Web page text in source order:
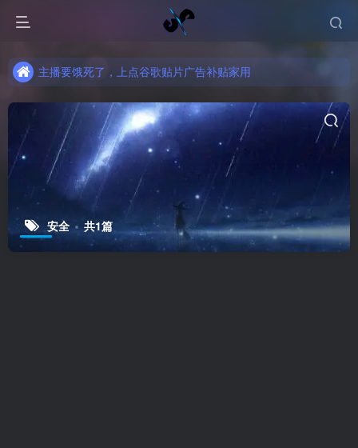
主播要饿死了，上点谷歌贴片广告补贴家用
主播要饿死了，上点谷歌贴片广告补贴家用
安全 共1篇